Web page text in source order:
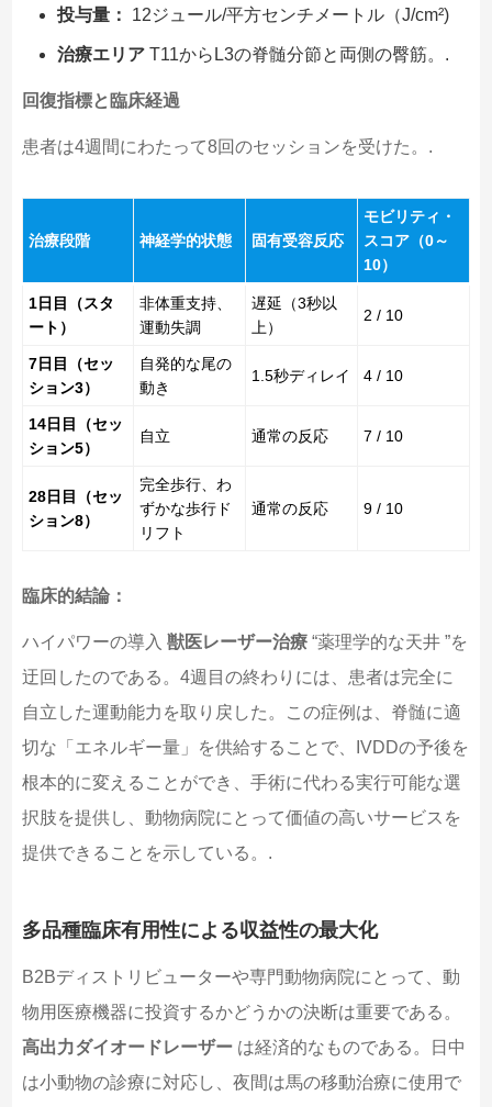
投与量： 12ジュール/平方センチメートル（J/cm²)
治療エリアT11からL3の脊髄分節と両側の臀筋。.
回復指標と臨床経過
患者は4週間にわたって8回のセッションを受けた。.
治療段階 神経学的状態 固有受容反応
モビリティ・
スコア（0～
10）
1日目（スタ
ート）
非体重支持、
運動失調
遅延（3秒以
上）
2 / 10
7日目（セッ
ション3）
自発的な尾の
動き
1.5秒ディレイ 4 / 10
14日目（セッ
ション5）
自立 通常の反応 7 / 10
28日目（セッ
ション8）
完全歩行、わ
ずかな歩行ド
リフト
通常の反応 9 / 10
臨床的結論：
ハイパワーの導入 獣医レーザー治療“薬理学的な天井 ”を
迂回したのである。4週目の終わりには、患者は完全に
自立した運動能力を取り戻した。この症例は、脊髄に適
切な「エネルギー量」を供給することで、IVDDの予後を
根本的に変えることができ、手術に代わる実行可能な選
択肢を提供し、動物病院にとって価値の高いサービスを
提供できることを示している。.
多品種臨床有用性による収益性の最大化
B2Bディストリビューターや専門動物病院にとって、動
物用医療機器に投資するかどうかの決断は重要である。
高出力ダイオードレーザーは経済的なものである。日中
は小動物の診療に対応し、夜間は馬の移動治療に使用で